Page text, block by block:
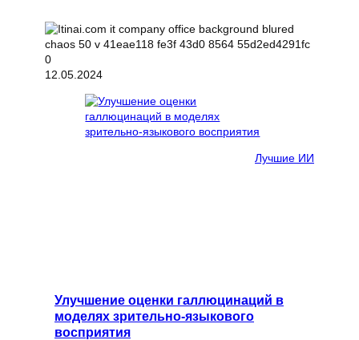
12.05.2024
Лучшие ИИ
Улучшение оценки галлюцинаций в
моделях зрительно-языкового
восприятия